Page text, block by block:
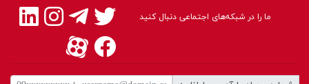
ما را در شبکه‌های اجتماعی دنبال کنید